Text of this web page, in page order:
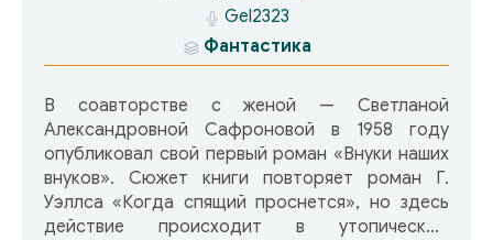
Gel2323
Фантастика
В соавторстве с женой — Светланой
Александровной Сафроновой в 1958 году
опубликовал свой первый роман «Внуки наших
внуков». Сюжет книги повторяет роман Г.
Уэллса «Когда спящий проснется», но здесь
действие происходит в утопическом